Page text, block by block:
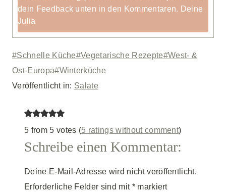
dein Feedback unten in den Kommentaren. Deine
Julia
Schlagworte:
#Schnelle Küche#Vegetarische Rezepte#West- &
Ost-Europa#Winterküche
Veröffentlicht in: Salate
5 from 5 votes (5 ratings without comment)
Schreibe einen Kommentar:
Deine E-Mail-Adresse wird nicht veröffentlicht.
Erforderliche Felder sind mit *markiert